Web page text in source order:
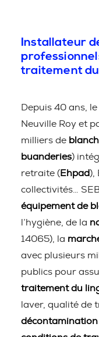
Installateur
traitement
Depuis 40 ans, le
Neuville Roy et
milliers de
buanderies)
retraite (Ehpad),
collectivités…
équipement de
l’hygiène, de la
14065), la
avec plusieurs
publics pour
traitement du
laver, qualité de
décontamination